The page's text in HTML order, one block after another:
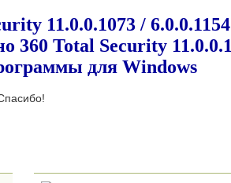
11.0.0.1073 / 6.0.0.1154